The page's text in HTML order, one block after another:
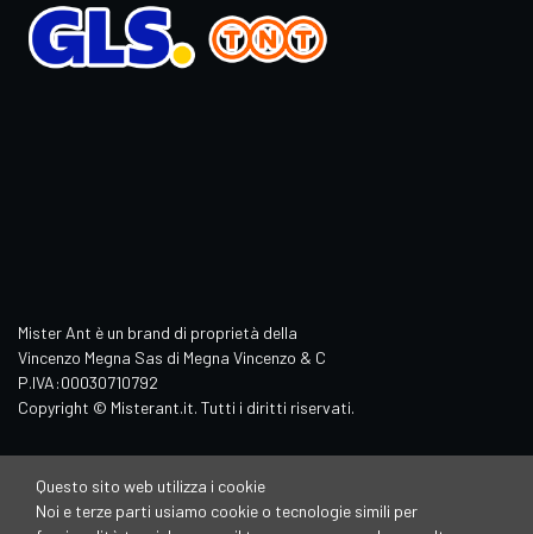
Mister Ant è un brand di proprietà della
Vincenzo Megna Sas di Megna Vincenzo & C
P.IVA:00030710792
Copyright © Misterant.it. Tutti i diritti riservati.
Questo sito web utilizza i cookie
Noi e terze parti usiamo cookie o tecnologie simili per